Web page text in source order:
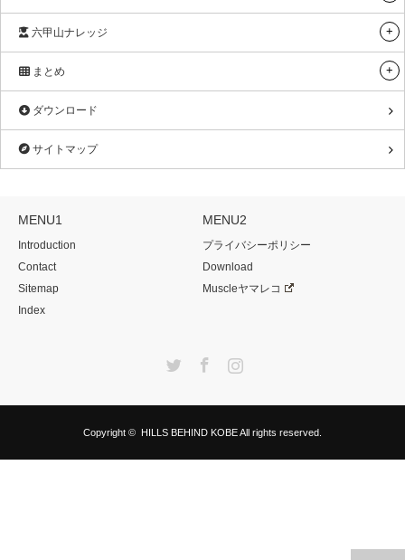
六甲山ナレッジ
まとめ
ダウンロード
サイトマップ
MENU1
Introduction
Contact
Sitemap
Index
MENU2
プライバシーポリシー
Download
Muscleヤマレコ
Copyright © HILLS BEHIND KOBEAll rights reserved.